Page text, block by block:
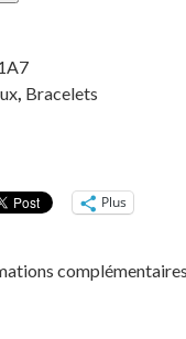
, Bracelets
Plus
complémentaires